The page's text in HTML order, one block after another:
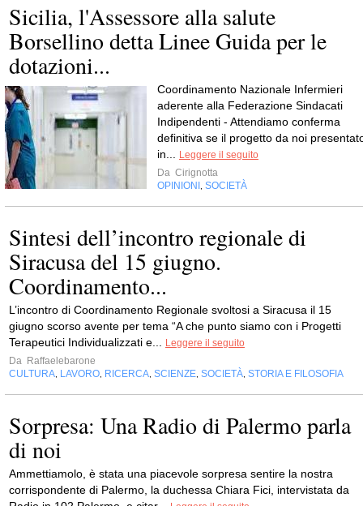
Sicilia, l'Assessore alla salute
Borsellino detta Linee Guida per le
dotazioni...
Coordinamento Nazionale Infermieri
aderente alla Federazione Sindacati
Indipendenti - Attendiamo conferma
definitiva se il progetto da noi
in...
Leggere il seguito
Da Cirignotta
OPINIONI
SOCIETÀ
Sintesi dell’incontro regionale di
Siracusa del 15 giugno.
Coordinamento...
L’incontro di Coordinamento Regionale svoltosi a Siracusa il 15
giugno scorso avente per tema “A che punto siamo con i Progetti
Terapeutici Individualizzati e...
Leggere il seguito
Da Raffaelebarone
CULTURA LAVORO RICERCA SCIENZE SOCIETÀ STORIA E FILOSOFIA
Sorpresa: Una Radio di Palermo parla
di noi
Ammettiamolo, è stata una piacevole sorpresa sentire la nostra
corrispondente di Palermo, la duchessa Chiara Fici, intervistata da